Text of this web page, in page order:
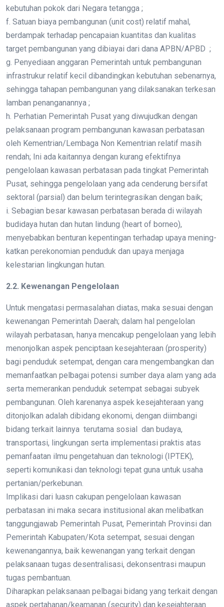
kebutuhan pokok dari Negara tetangga ;
f. Satuan biaya pembangunan (unit cost) relatif mahal,
berdampak terhadap pencapaian kuantitas dan kualitas
target pembangunan yang dibiayai dari dana APBN/APBD ;
g. Penyediaan anggaran Pemerintah untuk pembangunan
infrastrukur relatif kecil dibandingkan kebutuhan sebenarnya,
sehingga tahapan pembangunan yang dilaksanakan terkesan
lamban penanganannya ;
h. Perhatian Pemerintah Pusat yang diwujudkan dengan
pelaksanaan program pembangunan kawasan perbatasan
oleh Kementrian/Lembaga Non Kementrian relatif masih
rendah; Ini ada kaitannya dengan kurang efektifnya
pengelolaan kawasan perbatasan pada tingkat Pemerintah
Pusat, sehingga pengelolaan yang ada cenderung bersifat
sektoral (parsial) dan belum terintegrasikan dengan baik;
i. Sebagian besar kawasan perbatasan berada di wilayah
budidaya hutan dan hutan lindung (heart of borneo),
menyebabkan benturan kepentingan terhadap upaya mening-
katkan perekonomian penduduk dan upaya menjaga
kelestarian lingkungan hutan.
2.2. Kewenangan Pengelolaan
Untuk mengatasi permasalahan diatas, maka sesuai dengan
kewenangan Pemerintah Daerah; dalam hal pengelolan
wilayah perbatasan, hanya mencakup pengelolaan yang lebih
menonjolkan aspek penciptaan kesejahteraan (prosperity)
bagi penduduk setempat, dengan cara mengembangkan dan
memanfaatkan pelbagai potensi sumber daya alam yang ada
serta memerankan penduduk setempat sebagai subyek
pembangunan. Oleh karenanya aspek kesejahteraan yang
ditonjolkan adalah dibidang ekonomi, dengan diimbangi
bidang terkait lainnya terutama sosial dan budaya,
transportasi, lingkungan serta implementasi praktis atas
pemanfaatan ilmu pengetahuan dan teknologi (IPTEK),
seperti komunikasi dan teknologi tepat guna untuk usaha
pertanian/perkebunan.
Implikasi dari luasn cakupan pengelolaan kawasan
perbatasan ini maka secara institusional akan melibatkan
tanggungjawab Pemerintah Pusat, Pemerintah Provinsi dan
Pemerintah Kabupaten/Kota setempat, sesuai dengan
kewenangannya, baik kewenangan yang terkait dengan
pelaksanaan tugas desentralisasi, dekonsentrasi maupun
tugas pembantuan.
Diharapkan pelaksanaan pelbagai bidang yang terkait dengan
aspek pertahanan/keamanan (security) dan kesejahteraan